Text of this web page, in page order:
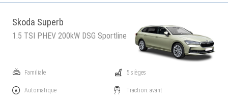
Skoda Superb
1.5 TSI PHEV 200kW DSG Sportline
Familiale
Automatique
5 sièges
Traction: avant